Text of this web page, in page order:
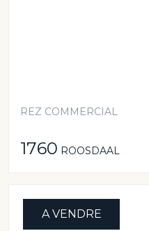
REZ COMMERCIAL
1760 ROOSDAAL
A VENDRE